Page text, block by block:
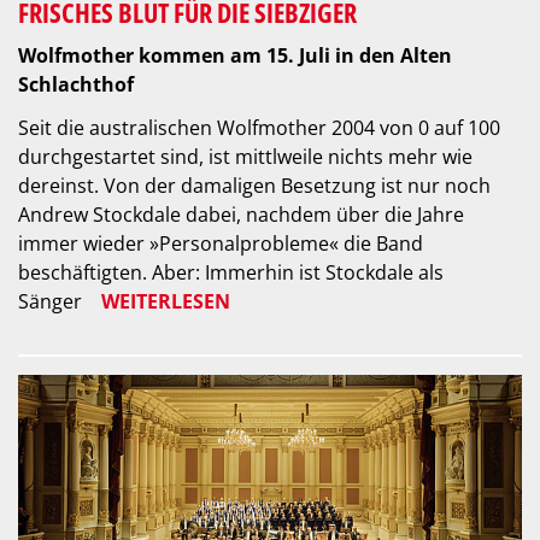
FRISCHES BLUT FÜR DIE SIEBZIGER
Wolfmother kommen am 15. Juli in den Alten
Schlachthof
Seit die australischen Wolfmother 2004 von 0 auf 100
durchgestartet sind, ist mittlweile nichts mehr wie
dereinst. Von der damaligen Besetzung ist nur noch
Andrew Stockdale dabei, nachdem über die Jahre
immer wieder »Personalprobleme« die Band
beschäftigten. Aber: Immerhin ist Stockdale als
Sänger
WEITERLESEN